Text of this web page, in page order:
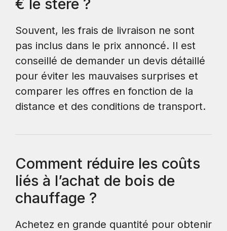
€ le stère ?
Souvent, les frais de livraison ne sont
pas inclus dans le prix annoncé. Il est
conseillé de demander un devis détaillé
pour éviter les mauvaises surprises et
comparer les offres en fonction de la
distance et des conditions de transport.
Comment réduire les coûts
liés à l’achat de bois de
chauffage ?
Achetez en grande quantité pour obtenir